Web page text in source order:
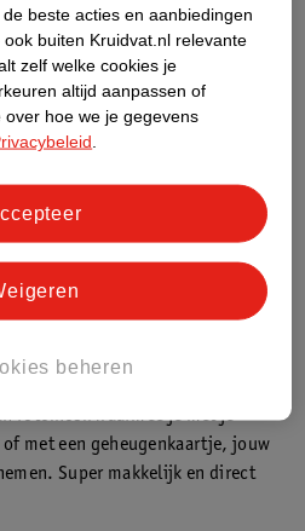
gemakkelijk bezorgen in de
drogist. Dit betekent dat je
fotokiosk waarmee je met je
met een geheugenkaartje, jouw
Super makkelijk en direct
beste acties en aanbiedingen
buiten Kruidvat.nl relevante
zelf welke cookies je
altijd aanpassen of
over hoe we je gegevens
beheren